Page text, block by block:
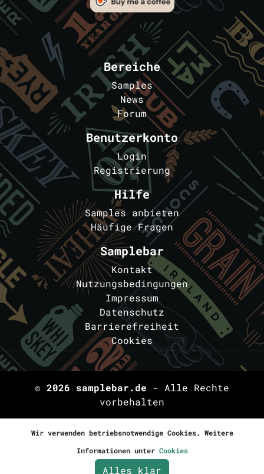
Bereiche
Samples
News
Forum
Benutzerkonto
Login
Registrierung
Hilfe
Samples anbieten
Häufige Fragen
Samplebar
Kontakt
Nutzungsbedingungen
Impressum
Datenschutz
Barrierefreiheit
Cookies
© 2026 samplebar.de - Alle Rechte
vorbehalten
Wir verwenden betriebsnotwendige Cookies. Weitere
Informationen unter Cookies
Alles klar